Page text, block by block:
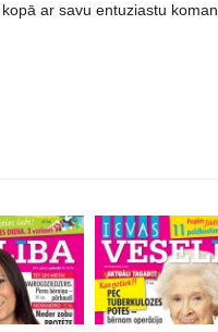
ar savu entuziastu